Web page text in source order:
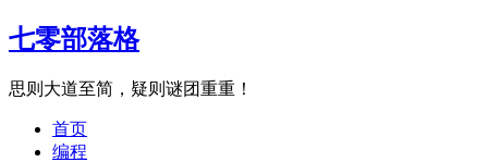
七零部落格
思则大道至简，疑则谜团重重！
首页
编程